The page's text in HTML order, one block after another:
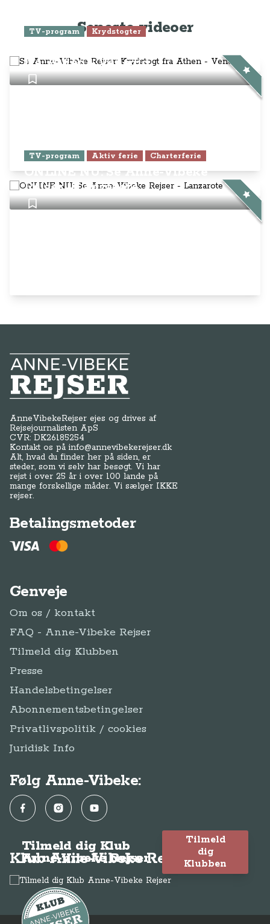
Seneste videoer
TV-program Krydstogter
fra Athen - Venedig
TV-program Aktiv ferie Charterferie
ONLINE NU: Se Anne-Vibeke
Rejser - Lanzarote
Anne-Vibeke Rejser
AnneVibekeRejser ejes og drives af
Rejsejournalisten ApS
CVR: DK26185254
Kontakt os påinfo@annevibekerejser.dk
Alt, hvad du finder her på siden, er
steder, som vi selv har besøgt. Vi har
rejst i over 25 år i over 100 lande på
mange forskellige måder. Vi sælger IKKE
rejser.
Betalingsmetoder
Genveje
Om os / kontakt
FAQ - Anne-Vibeke Rejser
Tilmeld dig Klubben
Presse
Handelsbetingelser
Abonnementsbetingelser
Privatlivspolitik / cookies
Juridisk Info
Følg Anne-Vibeke:
FacebookInstagramYouTube
Klub Anne-Vibeke Rejser
Tilmeld dig Klub
Anne-Vibeke Rejser
Tilmeld
dig
Klubben